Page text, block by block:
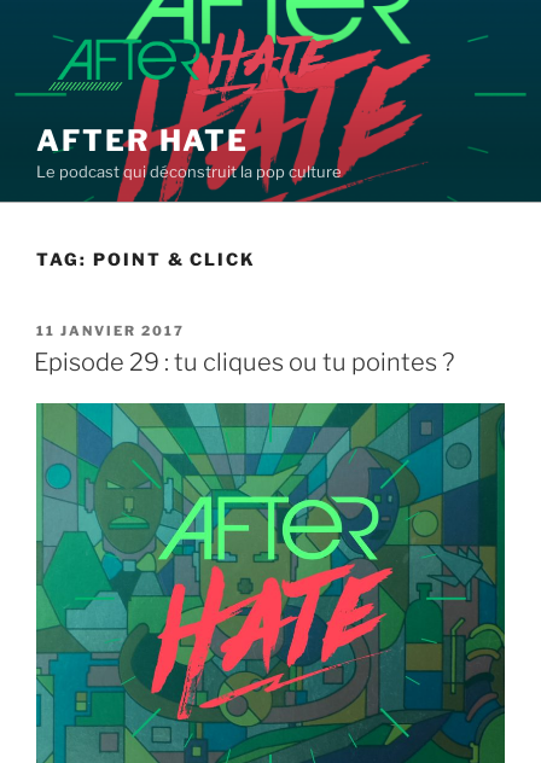
contenu
principal
AFTER HATE
Le podcast qui déconstruit la pop culture
TAG: POINT & CLICK
PUBLIÉ
LE
11 JANVIER 2017
Episode 29 : tu cliques ou tu pointes ?